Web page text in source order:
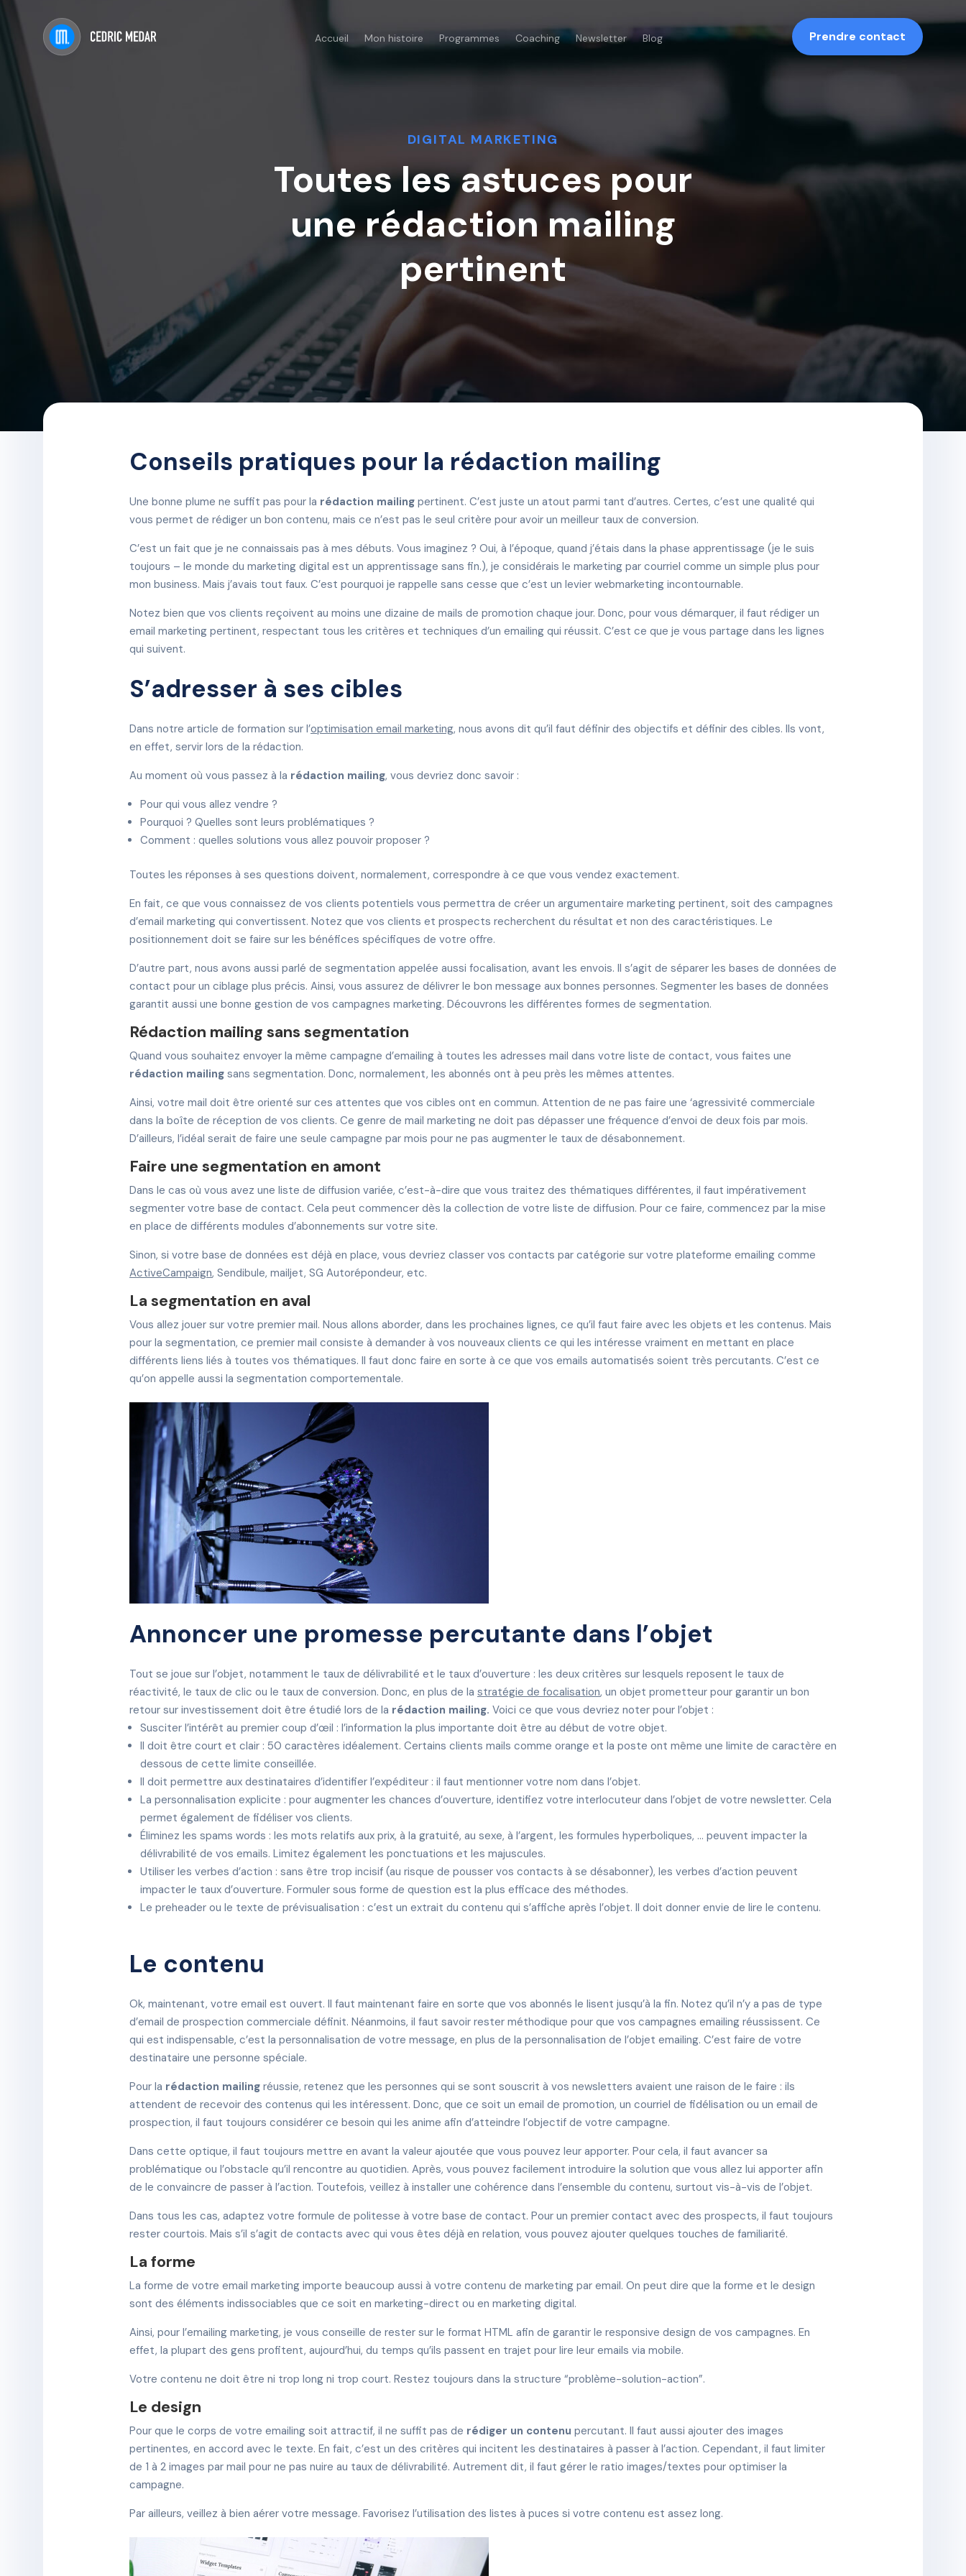
Accueil Mon histoire Programmes Coaching Newsletter Blog Prendre contact
DIGITAL MARKETING
Toutes les astuces pour
une rédaction mailing
pertinent
Conseils pratiques pour la rédaction mailing
Une bonne plume ne suffit pas pour la rédaction mailing pertinent. C’est juste un atout parmi tant d’autres. Certes, c’est une qualité qui
vous permet de rédiger un bon contenu, mais ce n’est pas le seul critère pour avoir un meilleur taux de conversion.
C’est un fait que je ne connaissais pas à mes débuts. Vous imaginez ? Oui, à l’époque, quand j’étais dans la phase apprentissage (je le suis
toujours – le monde du marketing digital est un apprentissage sans fin.), je considérais le marketing par courriel comme un simple plus pour
mon business. Mais j’avais tout faux. C’est pourquoi je rappelle sans cesse que c’est un levier webmarketing incontournable.
Notez bien que vos clients reçoivent au moins une dizaine de mails de promotion chaque jour. Donc, pour vous démarquer, il faut rédiger un
email marketing pertinent, respectant tous les critères et techniques d’un emailing qui réussit. C’est ce que je vous partage dans les lignes
qui suivent.
S’adresser à ses cibles
Dans notre article de formation sur l’optimisation email marketing, nous avons dit qu’il faut définir des objectifs et définir des cibles. Ils vont,
en effet, servir lors de la rédaction.
Au moment où vous passez à la rédaction mailing, vous devriez donc savoir :
Pour qui vous allez vendre ?
Pourquoi ? Quelles sont leurs problématiques ?
Comment : quelles solutions vous allez pouvoir proposer ?
Toutes les réponses à ses questions doivent, normalement, correspondre à ce que vous vendez exactement.
En fait, ce que vous connaissez de vos clients potentiels vous permettra de créer un argumentaire marketing pertinent, soit des campagnes
d’email marketing qui convertissent. Notez que vos clients et prospects recherchent du résultat et non des caractéristiques. Le
positionnement doit se faire sur les bénéfices spécifiques de votre offre.
D’autre part, nous avons aussi parlé de segmentation appelée aussi focalisation, avant les envois. Il s’agit de séparer les bases de données de
contact pour un ciblage plus précis. Ainsi, vous assurez de délivrer le bon message aux bonnes personnes. Segmenter les bases de données
garantit aussi une bonne gestion de vos campagnes marketing. Découvrons les différentes formes de segmentation.
Rédaction mailing sans segmentation
Quand vous souhaitez envoyer la même campagne d’emailing à toutes les adresses mail dans votre liste de contact, vous faites une
rédaction mailing sans segmentation. Donc, normalement, les abonnés ont à peu près les mêmes attentes.
Ainsi, votre mail doit être orienté sur ces attentes que vos cibles ont en commun. Attention de ne pas faire une ‘agressivité commerciale
dans la boîte de réception de vos clients. Ce genre de mail marketing ne doit pas dépasser une fréquence d’envoi de deux fois par mois.
D’ailleurs, l’idéal serait de faire une seule campagne par mois pour ne pas augmenter le taux de désabonnement.
Faire une segmentation en amont
Dans le cas où vous avez une liste de diffusion variée, c’est-à-dire que vous traitez des thématiques différentes, il faut impérativement
segmenter votre base de contact. Cela peut commencer dès la collection de votre liste de diffusion. Pour ce faire, commencez par la mise
en place de différents modules d’abonnements sur votre site.
Sinon, si votre base de données est déjà en place, vous devriez classer vos contacts par catégorie sur votre plateforme emailing comme
ActiveCampaign, Sendibule, mailjet, SG Autorépondeur, etc.
La segmentation en aval
Vous allez jouer sur votre premier mail. Nous allons aborder, dans les prochaines lignes, ce qu’il faut faire avec les objets et les contenus. Mais
pour la segmentation, ce premier mail consiste à demander à vos nouveaux clients ce qui les intéresse vraiment en mettant en place
différents liens liés à toutes vos thématiques. Il faut donc faire en sorte à ce que vos emails automatisés soient très percutants. C’est ce
qu’on appelle aussi la segmentation comportementale.
Annoncer une promesse percutante dans l’objet
Tout se joue sur l’objet, notamment le taux de délivrabilité et le taux d’ouverture : les deux critères sur lesquels reposent le taux de
réactivité, le taux de clic ou le taux de conversion. Donc, en plus de la stratégie de focalisation, un objet prometteur pour garantir un bon
retour sur investissement doit être étudié lors de la rédaction mailing. Voici ce que vous devriez noter pour l’objet :
Susciter l’intérêt au premier coup d’œil : l’information la plus importante doit être au début de votre objet.
Il doit être court et clair : 50 caractères idéalement. Certains clients mails comme orange et la poste ont même une limite de caractère en
dessous de cette limite conseillée.
Il doit permettre aux destinataires d’identifier l’expéditeur : il faut mentionner votre nom dans l’objet.
La personnalisation explicite : pour augmenter les chances d’ouverture, identifiez votre interlocuteur dans l’objet de votre newsletter. Cela
permet également de fidéliser vos clients.
Éliminez les spams words : les mots relatifs aux prix, à la gratuité, au sexe, à l’argent, les formules hyperboliques, … peuvent impacter la
délivrabilité de vos emails. Limitez également les ponctuations et les majuscules.
Utiliser les verbes d’action : sans être trop incisif (au risque de pousser vos contacts à se désabonner), les verbes d’action peuvent
impacter le taux d’ouverture. Formuler sous forme de question est la plus efficace des méthodes.
Le preheader ou le texte de prévisualisation : c’est un extrait du contenu qui s’affiche après l’objet. Il doit donner envie de lire le contenu.
Le contenu
Ok, maintenant, votre email est ouvert. Il faut maintenant faire en sorte que vos abonnés le lisent jusqu’à la fin. Notez qu’il n’y a pas de type
d’email de prospection commerciale définit. Néanmoins, il faut savoir rester méthodique pour que vos campagnes emailing réussissent. Ce
qui est indispensable, c’est la personnalisation de votre message, en plus de la personnalisation de l’objet emailing. C’est faire de votre
destinataire une personne spéciale.
Pour la rédaction mailing réussie, retenez que les personnes qui se sont souscrit à vos newsletters avaient une raison de le faire : ils
attendent de recevoir des contenus qui les intéressent. Donc, que ce soit un email de promotion, un courriel de fidélisation ou un email de
prospection, il faut toujours considérer ce besoin qui les anime afin d’atteindre l’objectif de votre campagne.
Dans cette optique, il faut toujours mettre en avant la valeur ajoutée que vous pouvez leur apporter. Pour cela, il faut avancer sa
problématique ou l’obstacle qu’il rencontre au quotidien. Après, vous pouvez facilement introduire la solution que vous allez lui apporter afin
de le convaincre de passer à l’action. Toutefois, veillez à installer une cohérence dans l’ensemble du contenu, surtout vis-à-vis de l’objet.
Dans tous les cas, adaptez votre formule de politesse à votre base de contact. Pour un premier contact avec des prospects, il faut toujours
rester courtois. Mais s’il s’agit de contacts avec qui vous êtes déjà en relation, vous pouvez ajouter quelques touches de familiarité.
La forme
La forme de votre email marketing importe beaucoup aussi à votre contenu de marketing par email. On peut dire que la forme et le design
sont des éléments indissociables que ce soit en marketing-direct ou en marketing digital.
Ainsi, pour l’emailing marketing, je vous conseille de rester sur le format HTML afin de garantir le responsive design de vos campagnes. En
effet, la plupart des gens profitent, aujourd’hui, du temps qu’ils passent en trajet pour lire leur emails via mobile.
Votre contenu ne doit être ni trop long ni trop court. Restez toujours dans la structure “problème-solution-action”.
Le design
Pour que le corps de votre emailing soit attractif, il ne suffit pas de rédiger un contenu percutant. Il faut aussi ajouter des images
pertinentes, en accord avec le texte. En fait, c’est un des critères qui incitent les destinataires à passer à l’action. Cependant, il faut limiter
de 1 à 2 images par mail pour ne pas nuire au taux de délivrabilité. Autrement dit, il faut gérer le ratio images/textes pour optimiser la
campagne.
Par ailleurs, veillez à bien aérer votre message. Favorisez l’utilisation des listes à puces si votre contenu est assez long.